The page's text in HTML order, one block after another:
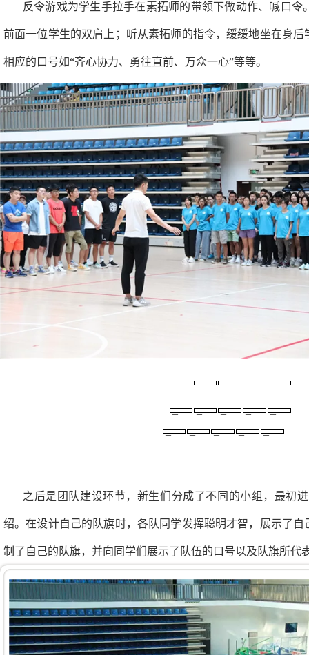
反令游戏为学生手拉手在素拓师的带领下做动作、喊口
前面一位学生的双肩上；听从素拓师的指令，缓缓地坐在身
相应的口号如“齐心协力、勇往直前、万众一心”等等。
_ _ _ _ _
_ _ _ _
_
_
_ _ _ _
之后是团队建设环节，新生们分成了不同的小组，最初
绍。在设计自己的队旗时，各队同学发挥聪明才智，展示了
制了自己的队旗，并向同学们展示了队伍的口号以及队旗所代